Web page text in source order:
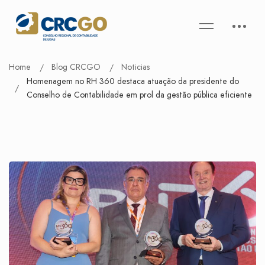
Home Blog CRCGO
Noticias
Homenagem no RH 360 destaca atuação da presidente do
Conselho de Contabilidade em prol da gestão pública eficiente